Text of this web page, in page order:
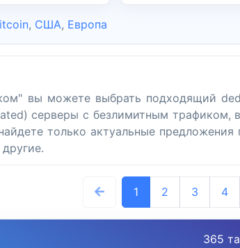
, США, Европа
вы можете выбрать подходящий
серверы с безлимитным трафиком,
только актуальные предложения
1 2 3 4
365